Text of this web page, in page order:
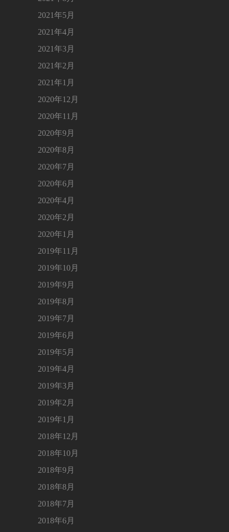
2021年5月
2021年4月
2021年3月
2021年2月
2021年1月
2020年12月
2020年11月
2020年9月
2020年8月
2020年7月
2020年6月
2020年4月
2020年2月
2020年1月
2019年11月
2019年10月
2019年9月
2019年8月
2019年7月
2019年6月
2019年5月
2019年4月
2019年3月
2019年2月
2019年1月
2018年12月
2018年10月
2018年9月
2018年8月
2018年7月
2018年6月